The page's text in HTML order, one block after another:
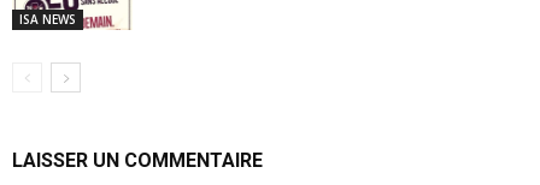
ISA NEWS
LAISSER UN COMMENTAIRE